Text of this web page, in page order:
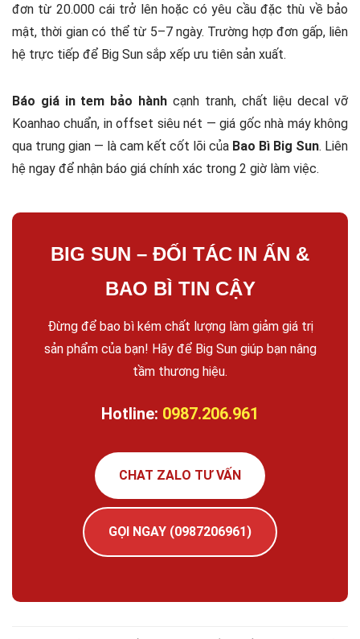
đơn từ 20.000 cái trở lên hoặc có yêu cầu đặc thù về bảo
mật, thời gian có thể từ 5–7 ngày. Trường hợp đơn gấp, liên
hệ trực tiếp để Big Sun sắp xếp ưu tiên sản xuất.
Báo giá in tem bảo hành cạnh tranh, chất liệu decal vỡ
Koanhao chuẩn, in offset siêu nét — giá gốc nhà máy không
qua trung gian — là cam kết cốt lõi của Bao Bì Big Sun. Liên
hệ ngay để nhận báo giá chính xác trong 2 giờ làm việc.
BIG SUN – ĐỐI TÁC IN ẤN &
BAO BÌ TIN CẬY
Đừng để bao bì kém chất lượng làm giảm giá trị
sản phẩm của bạn! Hãy để Big Sun giúp bạn nâng
tầm thương hiệu.
Hotline: 0987.206.961
CHAT ZALO TƯ VẤN
GỌI NGAY (0987206961)